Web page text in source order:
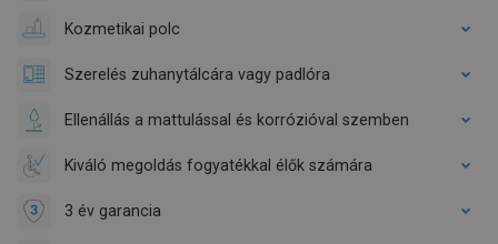
Kozmetikai polc
Szerelés zuhanytálcára vagy padlóra
Ellenállás a mattulással és korrózióval szemben
Kiváló megoldás fogyatékkal élők számára
3 év garancia